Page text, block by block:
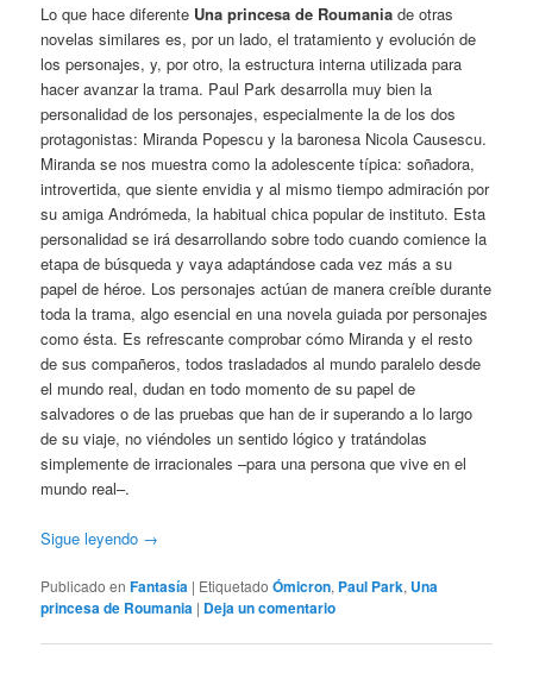
Lo que hace diferente Una princesa de Roumania de otras
novelas similares es, por un lado, el tratamiento y evolución de
los personajes, y, por otro, la estructura interna utilizada para
hacer avanzar la trama. Paul Park desarrolla muy bien la
personalidad de los personajes, especialmente la de los dos
protagonistas: Miranda Popescu y la baronesa Nicola Causescu.
Miranda se nos muestra como la adolescente típica: soñadora,
introvertida, que siente envidia y al mismo tiempo admiración por
su amiga Andrómeda, la habitual chica popular de instituto. Esta
personalidad se irá desarrollando sobre todo cuando comience la
etapa de búsqueda y vaya adaptándose cada vez más a su
papel de héroe. Los personajes actúan de manera creíble durante
toda la trama, algo esencial en una novela guiada por personajes
como ésta. Es refrescante comprobar cómo Miranda y el resto
de sus compañeros, todos trasladados al mundo paralelo desde
el mundo real, dudan en todo momento de su papel de
salvadores o de las pruebas que han de ir superando a lo largo
de su viaje, no viéndoles un sentido lógico y tratándolas
simplemente de irracionales –para una persona que vive en el
mundo real–.
Sigue leyendo →
Publicado en Fantasía | Etiquetado Ómicron, Paul Park, Una
princesa de Roumania | Deja un comentario